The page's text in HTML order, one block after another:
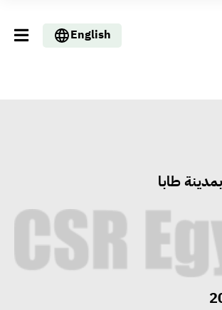
English
طابا
وزير العمل يسلم عقودًا لذوي
الهمم في مطروح ويعلن حزمة